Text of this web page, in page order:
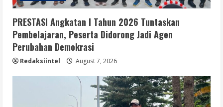
PRESTASI Angkatan I Tahun 2026 Tuntaskan
Pembelajaran, Peserta Didorong Jadi Agen
Perubahan Demokrasi
Redaksiintel August 7, 2026